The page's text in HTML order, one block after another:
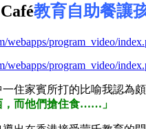
教育自助餐讓
webapps/program_video/
webapps/program_video/
住家賓所打的比喻我認為
，而他們搶住食……」